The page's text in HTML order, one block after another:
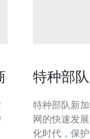
特种部
特种部队新加
网的快速发
化时代，保